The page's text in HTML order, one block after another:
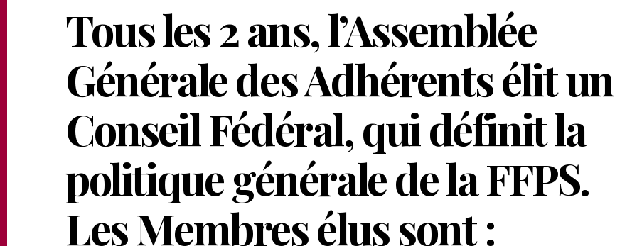
Tous les 2 ans, l’Assemblée
Générale des Adhérents élit un
Conseil Fédéral, qui définit la
politique générale de la FFPS.
Les Membres élus sont :